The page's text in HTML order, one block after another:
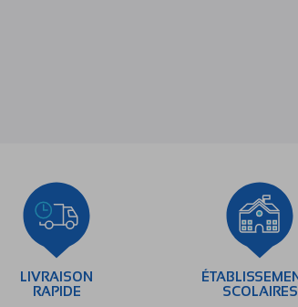
LIVRAISON
RAPIDE
SCOLAIRES